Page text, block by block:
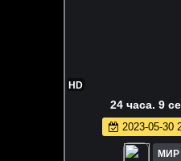
HD
24 часа. 9
2023-05-30